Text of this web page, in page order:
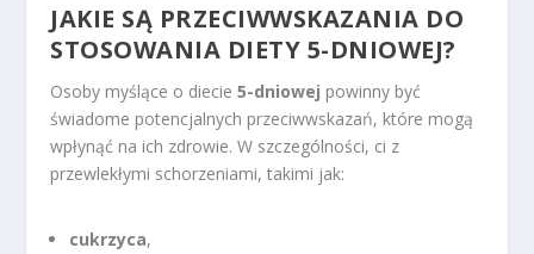
JAKIE SĄ PRZECIWWSKAZANIA DO
STOSOWANIA DIETY 5-DNIOWEJ?
Osoby myślące o diecie5-dniowej powinny być
świadome potencjalnych przeciwwskazań, które mogą
wpłynąć na ich zdrowie. W szczególności, ci z
przewlekłymi schorzeniami, takimi jak:
cukrzyca,